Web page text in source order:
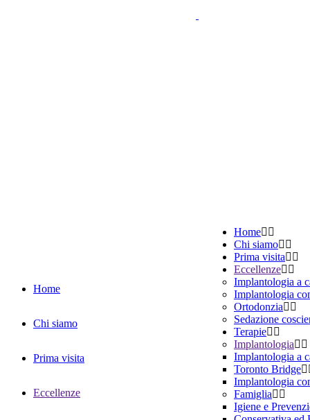
Home
Chi siamo
Prima visita
Eccellenze
Home
Chi siamo
Prima visita
Eccellenze
Implantologia a
Implantologia
Ortodonzia
Sedazione
Terapie
Implantologia
Implantologia a
Toronto Bridge
Implantologia
Famiglia
Igiene e